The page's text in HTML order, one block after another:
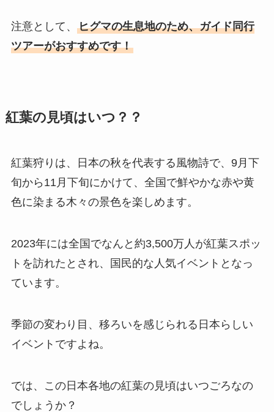
注意として、 ヒグマの生息地のため、ガイド同行
ツアーがおすすめです！
紅葉の見頃はいつ？？
紅葉狩りは、日本の秋を代表する風物詩で、9月下
旬から11月下旬にかけて、全国で鮮やかな赤や黄
色に染まる木々の景色を楽しめます。
2023年には全国でなんと約3,500万人が紅葉スポッ
トを訪れたとされ、国民的な人気イベントとなっ
ています。
季節の変わり目、移ろいを感じられる日本らしい
イベントですよね。
では、この日本各地の紅葉の見頃はいつごろなの
でしょうか？